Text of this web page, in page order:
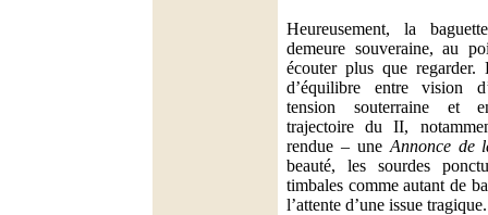
Heureusement, la
demeure souveraine, au
écouter plus que
d’équilibre entre vision
tension souterraine et
trajectoire du II,
rendue – une Annonce de
beauté, les sourdes
timbales comme autant de
l’attente d’une issue tragique.